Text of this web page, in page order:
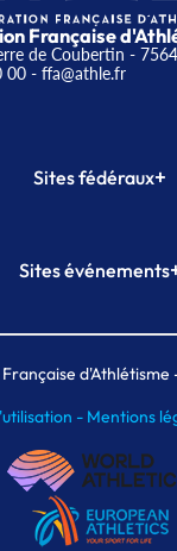
Française
de Coubertin -
00- ffa@athle.fr
Sites fédéraux+
Plateforme
Sites événements
Meeting de Paris
MAIF Ekiden de Paris
d'Athlétisme
- Mentions